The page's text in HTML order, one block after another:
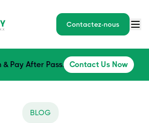
Contactez-nous
& Pay After Pass. Contact Us Now
BLOG